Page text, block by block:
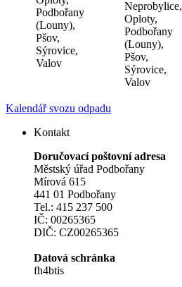
Podbořany
(Louny),
Pšov,
Sýrovice,
Valov
Neprobylice,
Oploty,
Podbořany
(Louny),
Pšov,
Sýrovice,
Valov
Kalendář svozu odpadu
Kontakt
Doručovací poštovní adresa
Městský úřad Podbořany
Mírová 615
441 01 Podbořany
Tel.: 415 237 500
IČ: 00265365
DIČ: CZ00265365
Datová schránka
fh4btis